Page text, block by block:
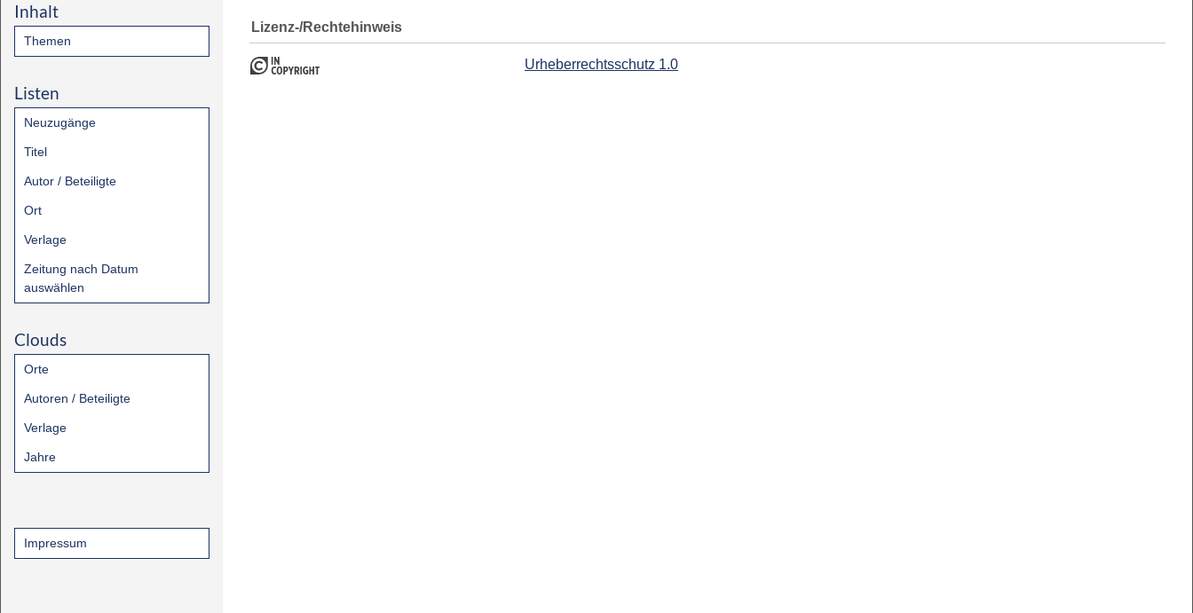
Inhalt
Themen
Listen
Neuzugänge
Titel
Autor / Beteiligte
Ort
Verlage
Zeitung nach Datum
auswählen
Clouds
Orte
Autoren / Beteiligte
Verlage
Jahre
Impressum
Lizenz-/Rechtehinweis
Urheberrechtsschutz 1.0